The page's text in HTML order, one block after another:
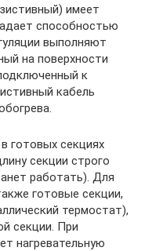
имеет
способностью
выполняют
на поверхности
к
кабель
готовых секциях
секции строго
работать). Для
готовые секции,
термостат),
секции. При
нагревательную